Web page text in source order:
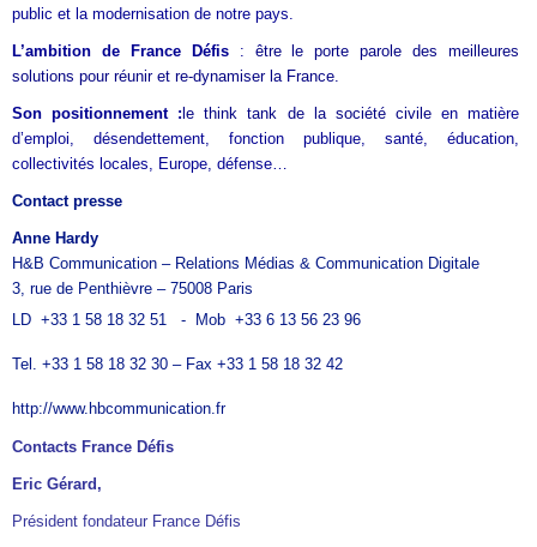
public et la modernisation de notre pays.
L’ambition de France Défis : être le porte parole des meilleures
solutions pour réunir et re-dynamiser la France.
Son positionnement : le think tank de la société civileen matière
d’emploi, désendettement, fonction publique, santé, éducation,
collectivités locales, Europe, défense…
Contact presse
Anne Hardy
H&B Communication – Relations Médias & Communication Digitale
3, rue de Penthièvre – 75008 Paris
LD +33 1 58 18 32 51 - Mob +33 6 13 56 23 96
Tel. +33 1 58 18 32 30 – Fax +33 1 58 18 32 42
http://www.hbcommunication.fr
Contacts France Défis
Eric Gérard,
Président fondateur France Défis